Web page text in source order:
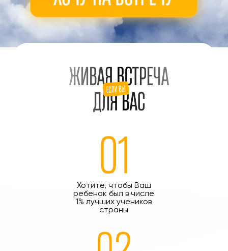
Хотите, чтобы Ваш
ребенок был в числе
1% лучших учеников
страны